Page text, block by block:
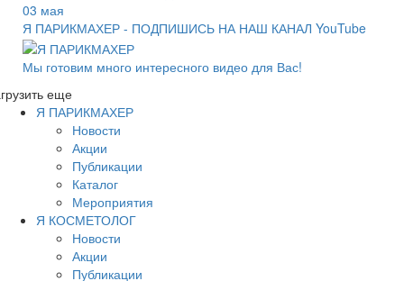
03 мая
Я ПАРИКМАХЕР - ПОДПИШИСЬ НА НАШ КАНАЛ YouTube
Мы готовим много интересного видео для Вас!
еще
Я ПАРИКМАХЕР
Новости
Акции
Публикации
Каталог
Мероприятия
Я КОСМЕТОЛОГ
Новости
Акции
Публикации